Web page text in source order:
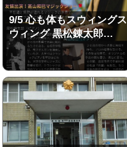
9/5 心も体もスウィングス
ウィング 黒松錬太郎…